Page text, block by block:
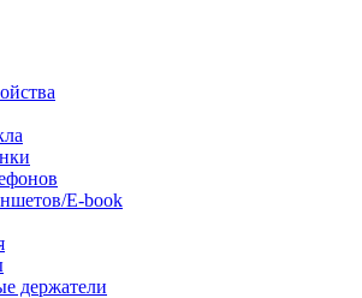
E-book
держатели